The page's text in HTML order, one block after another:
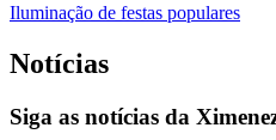
Iluminação de festas populares
Notícias
Siga as notícias da